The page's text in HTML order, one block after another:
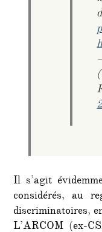
Il s’agit
considérés, au
discriminatoires,
L’ARCOM (ex-